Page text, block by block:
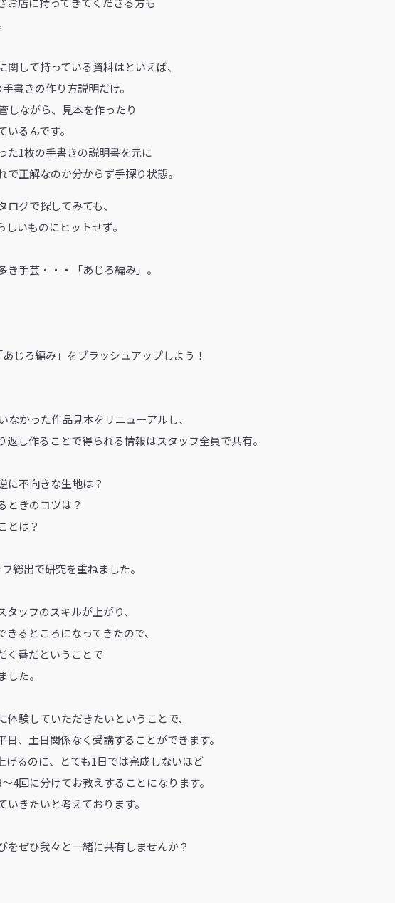
して持っている資料はといえば、
書きの作り方説明だけ。
しながら、見本を作ったり
るんです。
た1枚の手書きの説明書を元に
正解なのか分からず手探り状態。
グで探してみても、
いものにヒットせず。
手芸・・・「あじろ編み」。
じろ編み」をブラッシュアップしよう！
かった作品見本をリニューアルし、
し作ることで得られる情報はスタッフ全員で共有。
に不向きな生地は？
ときのコツは？
とは？
総出で研究を重ねました。
ッフのスキルが上がり、
るところになってきたので、
く番だということで
た。
験していただきたいということで、
、土日関係なく受講することができます。
げるのに、とても1日では完成しないほど
4回に分けてお教えすることになります。
きたいと考えております。
をぜひ我々と一緒に共有しませんか？